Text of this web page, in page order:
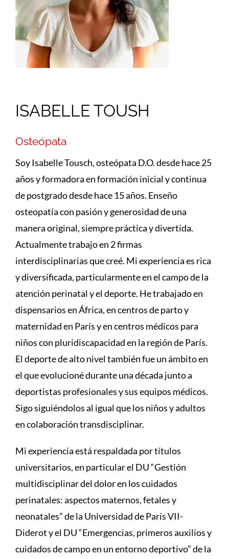
FULCRUM PLACE
CONTACTO
ISABELLE TOUSH
Osteópata
Soy Isabelle Tousch, osteópata D.O. desde hace 25
años y formadora en formación inicial y continua
de postgrado desde hace 15 años. Enseño
osteopatía con pasión y generosidad de una
manera original, siempre práctica y divertida.
Actualmente trabajo en 2 firmas
interdisciplinarias que creé. Mi experiencia es rica
y diversificada, particularmente en el campo de la
atención perinatal y el deporte. He trabajado en
dispensarios en África, en centros de parto y
maternidad en París y en centros médicos para
niños con pluridiscapacidad en la región de París.
El deporte de alto nivel también fue un ámbito en
el que evolucioné durante una década junto a
deportistas profesionales y sus equipos médicos.
Sigo siguiéndolos al igual que los niños y adultos
en colaboración transdisciplinar.
Mi experiencia está respaldada por títulos
universitarios, en particular el DU “Gestión
multidisciplinar del dolor en los cuidados
perinatales: aspectos maternos, fetales y
neonatales” de la Universidad de París VII-
Diderot y el DU “Emergencias, primeros auxilios y
cuidados de campo en un entorno deportivo” de la